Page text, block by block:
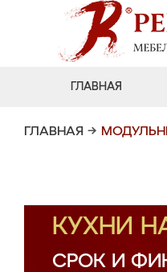
ГЛАВНАЯ
ГЛАВНАЯ →
КУХНИ
СРОК И